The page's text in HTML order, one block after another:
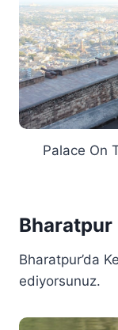
Palace On
Bharatpur
Bharatpur’da
ediyorsunuz.